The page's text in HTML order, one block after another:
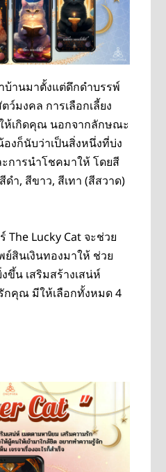
บ้านมาตั้งแต่ดึกดำบรรพ์
ว์มงคล การเลือกเลี้ยง
เกิดคุณ นอกจากลักษณะ
งก็นับว่าเป็นสิ่งหนึ่งที่บ่ง
การนำโชคมาให้ โดยสี
ำ, สีขาว, สีเทา (สีสวาด)
The Lucky Cat จะช่วย
สินเงินทองมาให้ ช่วย
ขึ้น เสริมสร้างเสน่ห์
กคุณ มีให้เลือกทั้งหมด 4